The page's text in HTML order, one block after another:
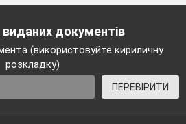
виданих документів
(використовуйте кириличну
розкладку)
ПЕРЕВІРИТИ